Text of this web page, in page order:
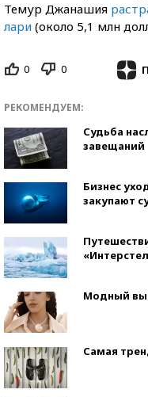
Темур Джанашия
лари (около 5,1 млн
0 0
РЕКОМЕНДУЕМ:
Судьба
завещаний
Бизнес
закупают
Модный
Самая